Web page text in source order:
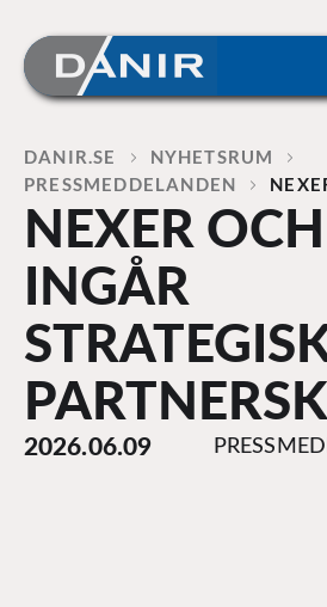
Home
DANIR
NYHETSRUM
PRESSMEDDELANDEN
NEXER
INGÅR
2026.06.09